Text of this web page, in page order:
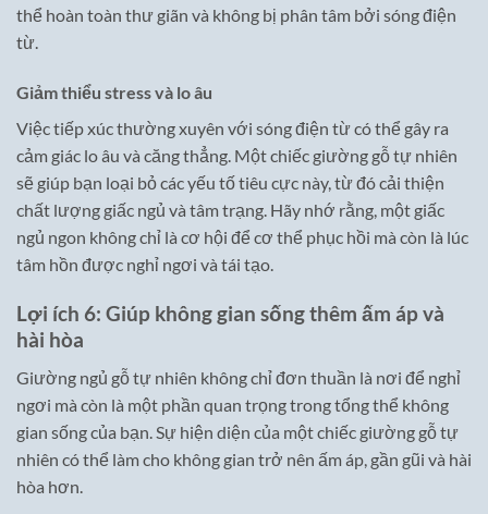
thể hoàn toàn thư giãn và không bị phân tâm bởi sóng điện
từ.
Giảm thiểu stress và lo âu
Việc tiếp xúc thường xuyên với sóng điện từ có thể gây ra
cảm giác lo âu và căng thẳng. Một chiếc giường gỗ tự nhiên
sẽ giúp bạn loại bỏ các yếu tố tiêu cực này, từ đó cải thiện
chất lượng giấc ngủ và tâm trạng. Hãy nhớ rằng, một giấc
ngủ ngon không chỉ là cơ hội để cơ thể phục hồi mà còn là lúc
tâm hồn được nghỉ ngơi và tái tạo.
Lợi ích 6: Giúp không gian sống thêm ấm áp và
hài hòa
Giường ngủ gỗ tự nhiên không chỉ đơn thuần là nơi để nghỉ
ngơi mà còn là một phần quan trọng trong tổng thể không
gian sống của bạn. Sự hiện diện của một chiếc giường gỗ tự
nhiên có thể làm cho không gian trở nên ấm áp, gần gũi và hài
hòa hơn.